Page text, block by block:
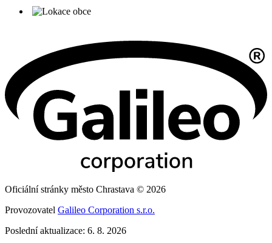
Oficiální stránky město Chrastava © 2026
Provozovatel Galileo Corporation s.r.o.
Poslední aktualizace: 6. 8. 2026